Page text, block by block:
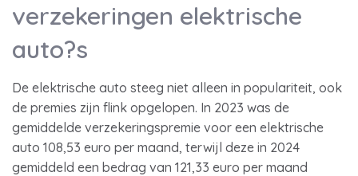
verzekeringen elektrische
auto?s
De elektrische auto steeg niet alleen in populariteit, ook
de premies zijn flink opgelopen. In 2023 was de
gemiddelde verzekeringspremie voor een elektrische
auto 108,53 euro per maand, terwijl deze in 2024
gemiddeld een bedrag van 121,33 euro per maand